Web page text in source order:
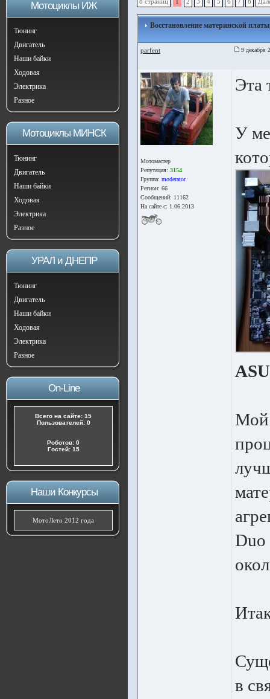
Мотоциклы ИЖ
Тюнинг
Двигатель
Наши байки
Ходовая
Электрика
Разное
Мотоциклы МИНСК
Тюнинг
Двигатель
Наши байки
Ходовая
Электрика
Разное
УРАЛ и ДНЕПР
Тюнинг
Двигатель
Наши байки
Ходовая
Электрика
Разное
On-Line
Всего на сайте: 15
Пользователей: 0
Роботов: 0
Гостей: 15
Наши Конкурсы
МотоЛето 2012 года
Восстановление материнской
parfent 9 декабря
Мотомастер
Репутация: 3154
Группа: moderator
Регион: 66
Сообщений: 11162
На сайте с: 1.06.2013
Эта
У
Мой
Duo
в